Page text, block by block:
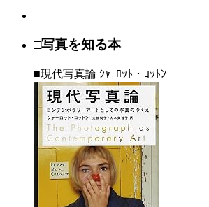
□写真を知る本
■現代写真論 ｼｬｰﾛｯﾄ・ｺｯﾄﾝ